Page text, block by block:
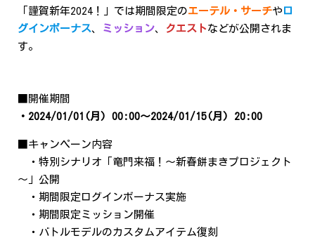
「謹賀新年2024！」では期間限定のエーテル・サーチや ロ
グインボーナス、 ミッション、 クエスト などが公開されま
す。
■開催期間
・2024/01/01(月) 00:00～2024/01/15(月) 20:00
■キャンペーン内容
・特別シナリオ「竜門来福！～新春餅まきプロジェクト
～」公開
・期間限定ログインボーナス実施
・期間限定ミッション開催
・バトルモデルのカスタムアイテム復刻